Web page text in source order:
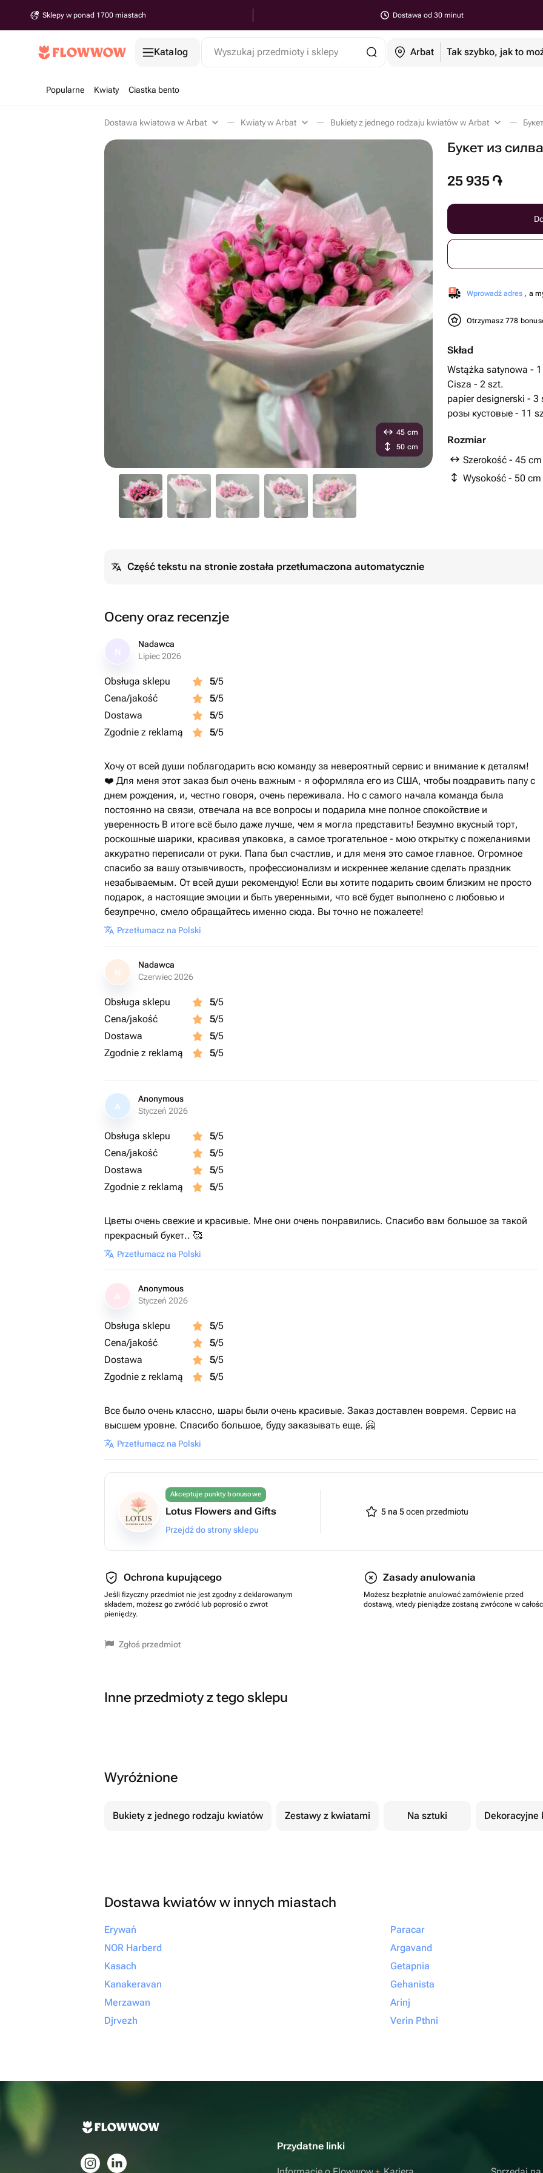
Sklepy w ponad 1700 miastach Dostawa od 30 minut
Katalog Wyszukaj przedmioty i sklepy Arbat Tak szybko, jak to
Popularne Kwiaty Ciastka bento
Dostawa kwiatowa w Arbat Kwiaty w Arbat Bukiety z jednego rodzaju kwiatów w Arbat
Букет из
25 935 ֏
Wprowadź adres , a
Otrzymasz 778
Skład
Wstążka satynowa -
Cisza - 2 szt.
papier designerski - 3
розы кустовые - 11
Rozmiar
Szerokość - 45 cm
Wysokość - 50 cm
45 cm
50 cm
Część tekstu na stronie została przetłumaczona automatycznie
Oceny oraz recenzje
Nadawca
Lipiec 2026
Obsługa sklepu 5/5
Cena/jakość
5/5
Dostawa
5/5
Zgodnie z reklamą
5/5
Хочу от всей души поблагодарить всю команду за невероятный сервис и внимание к деталям!
❤️ Для меня этот заказ был очень важным - я оформляла его из США, чтобы поздравить папу с
днем рождения, и, честно говоря, очень переживала. Но с самого начала команда была
постоянно на связи, отвечала на все вопросы и подарила мне полное спокойствие и
уверенность В итоге всё было даже лучше, чем я могла представить! Безумно вкусный торт,
роскошные шарики, красивая упаковка, а самое трогательное - мою открытку с пожеланиями
аккуратно переписали от руки. Папа был счастлив, и для меня это самое главное. Огромное
спасибо за вашу отзывчивость, профессионализм и искреннее желание сделать праздник
незабываемым. От всей души рекомендую! Если вы хотите подарить своим близким не просто
подарок, а настоящие эмоции и быть уверенными, что всё будет выполнено с любовью и
безупречно, смело обращайтесь именно сюда. Вы точно не пожалеете!
Przetłumacz na Polski
N
Nadawca
Czerwiec 2026
Obsługa sklepu 5/5
Cena/jakość
5/5
Dostawa
5/5
Zgodnie z reklamą
5/5
A
Anonymous
Styczeń 2026
Obsługa sklepu 5/5
Cena/jakość
5/5
Dostawa
5/5
Zgodnie z reklamą
5/5
Цветы очень свежие и красивые. Мне они очень понравились. Спасибо вам большое за такой
прекрасный букет.. 🥰
Przetłumacz na Polski
Anonymous
Styczeń 2026
Obsługa sklepu 5/5
Cena/jakość
5/5
Dostawa
5/5
Zgodnie z reklamą
5/5
Все было очень классно, шары были очень красивые. Заказ доставлен вовремя. Сервис на
высшем уровне. Спасибо большое, буду заказывать еще. 🤗
Przetłumacz na Polski
Akceptuje punkty bonusowe
Lotus Flowers and Gifts
Przejdź do strony sklepu
5 na 5ocen przedmiotu
Ochrona kupującego
Jeśli fizyczny przedmiot nie jest zgodny z deklarowanym
składem, możesz go zwrócić lub poprosić o zwrot
pieniędzy.
Zasady anulowania
Możesz bezpłatnie anulować zamówienie przed
dostawą, wtedy pieniądze zostaną zwrócone w
Zgłoś przedmiot
Inne przedmioty z tego sklepu
Wyróżnione
Bukiety z jednego rodzaju kwiatów Zestawy z kwiatami Na sztuki Dekoracyjne
Dostawa kwiatów w innych miastach
Erywań
NOR Harberd
Kasach
Kanakeravan
Merzawan
Djrvezh
Paracar
Argavand
Getapnia
Gehanista
Arinj
Verin Pthni
Przydatne linki